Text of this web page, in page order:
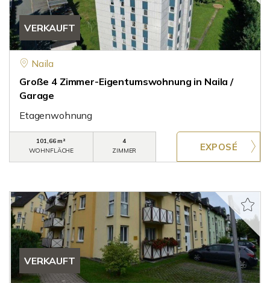
VERKAUFT
Naila
Große 4 Zimmer-Eigentumswohnung in Naila /
Garage
Etagenwohnung
101,66 m²
WOHNFLÄCHE
4
ZIMMER
VERKAUFT